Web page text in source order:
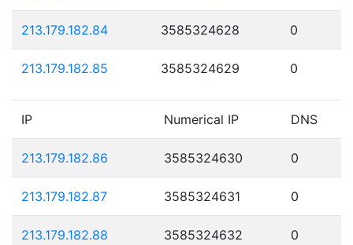
213.179.182.84 3585324628 0
213.179.182.85 3585324629 0
IP Numerical IP DNS
213.179.182.86 3585324630 0
213.179.182.87 3585324631 0
213.179.182.88 3585324632 0